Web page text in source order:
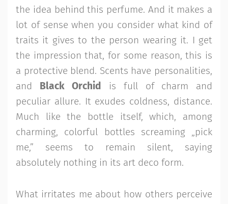
the idea behind this perfume. And it makes a
lot of sense when you consider what kind of
traits it gives to the person wearing it. I get
the impression that, for some reason, this is
a protective blend. Scents have personalities,
and
Black Orchid
is full of charm and
peculiar allure. It exudes coldness, distance.
Much like the bottle itself, which, among
charming, colorful bottles screaming „pick
me,” seems to remain silent, saying
absolutely nothing in its art deco form.
What irritates me about how others perceive